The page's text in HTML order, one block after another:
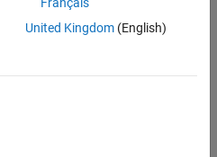
United Kingdom(English)